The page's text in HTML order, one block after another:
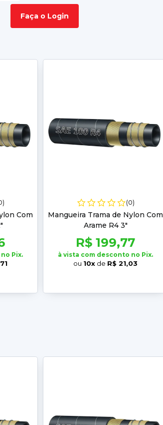
Faça o Login
Com
Pix.
(0)
Mangueira Trama de Nylon Com
Arame R4 3"
R$ 199,77
à vista com desconto no Pix.
ou 10x de R$ 21,03